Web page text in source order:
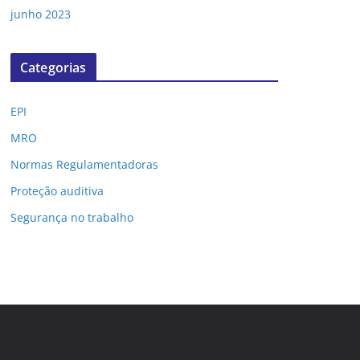
junho 2023
Categorias
EPI
MRO
Normas Regulamentadoras
Proteção auditiva
Segurança no trabalho